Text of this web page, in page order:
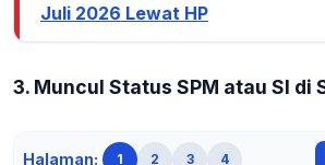
Juli 2026 Lewat HP
3. Muncul Status SPM atau SI di
Halaman: 1 2 3 4